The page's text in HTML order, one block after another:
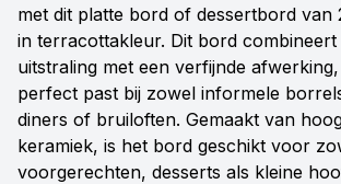
met dit platte bord of dessertbord van
in terracottakleur. Dit bord
uitstraling met een verfijnde
perfect past bij zowel informele
diners of bruiloften. Gemaakt van
keramiek, is het bord geschikt voor
voorgerechten, desserts als kleine